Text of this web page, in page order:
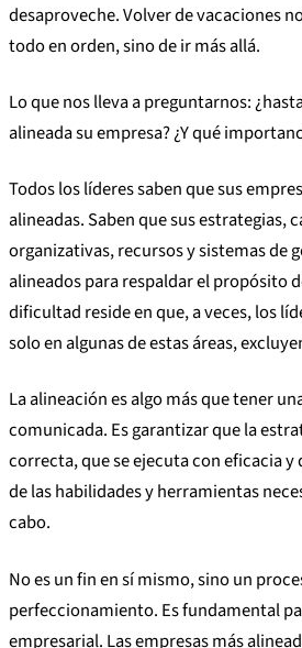
desaproveche. Volver de vacaciones
todo en orden, sino de ir más allá.
Lo que nos lleva a preguntarnos:
alineada su empresa? ¿Y qué
Todos los líderes saben que sus
alineadas. Saben que sus estrategias,
organizativas, recursos y sistemas de
alineados para respaldar el propósito
dificultad reside en que, a veces, los
solo en algunas de estas áreas,
La alineación es algo más que tener
comunicada. Es garantizar que la
correcta, que se ejecuta con eficacia y
de las habilidades y herramientas
cabo.
No es un fin en sí mismo, sino un
perfeccionamiento. Es fundamental
empresarial. Las empresas más